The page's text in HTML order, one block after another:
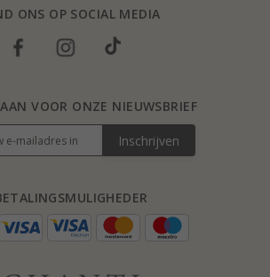
ONS OP SOCIAL MEDIA
VOOR ONZE NIEUWSBRIEF
Inschrijven